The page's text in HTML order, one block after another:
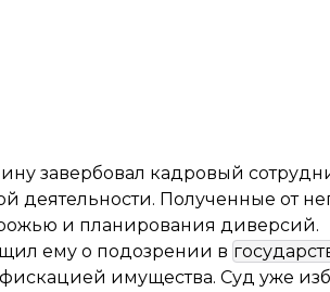
завербовал кадровый
деятельности. Полученные от
и планирования диверсий.
ему о подозрении в
имущества. Суд уже